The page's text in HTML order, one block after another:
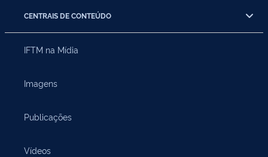
CENTRAIS DE CONTEÚDO
IFTM na Mídia
Imagens
Publicações
Vídeos